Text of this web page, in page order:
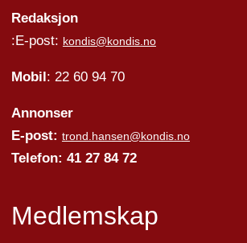
Redaksjon
:E-post: kondis@kondis.no
Mobil: 22 60 94 70
Annonser
E-post: trond.hansen@kondis.no
Telefon: 41 27 84 72
Medlemskap